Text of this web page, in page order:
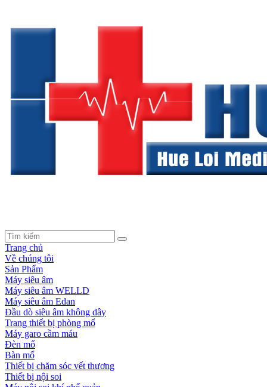
Trang chủ
Về chúng tôi
Sản Phẩm
Máy siêu âm
Máy siêu âm WELLD
Máy siêu âm Edan
Đầu dò siêu âm không dây
Trang thiết bị phòng mổ
Máy garo cầm máu
Đèn mổ
Bàn mổ
Thiết bị chăm sóc vết thương
Thiết bị nội soi